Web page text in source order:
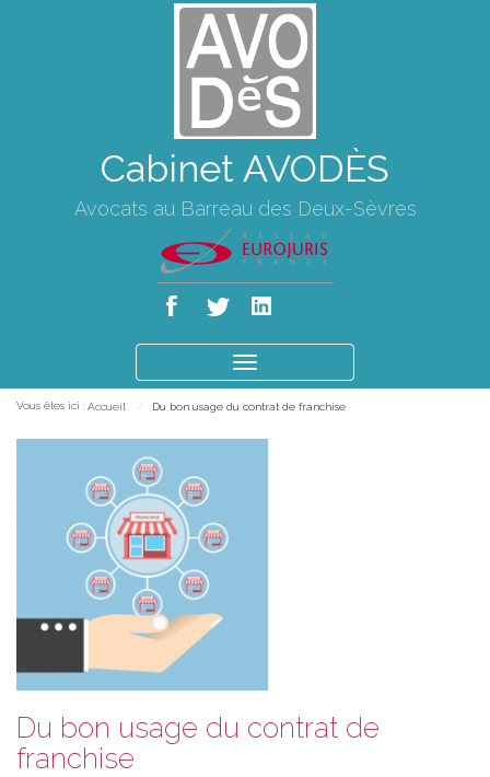
Cabinet AVODÈS
Avocats au Barreau des Deux-Sèvres
le
Vous êtes ici : Accueil Du bon usage du contrat de franchise
Du bon usage du contrat de
franchise